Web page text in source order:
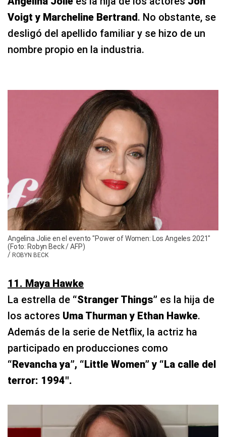
Voigt y Marcheline Bertrand. No obstante, se
desligó del apellido familiar y se hizo de un
nombre propio en la industria.
Angelina Jolie en el evento "Power of Women: Los Angeles 2021"
(Foto: Robyn Beck / AFP)
/ ROBYN BECK
11. Maya Hawke
La estrella de “Stranger Things” es la hija de
los actores Uma Thurman y Ethan Hawke.
Además de la serie de Netflix, la actriz ha
participado en producciones como
“Revancha ya”, “Little Women” y “La calle del
terror: 1994″.